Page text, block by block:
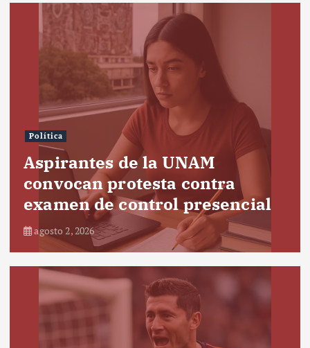
Política
Aspirantes de la UNAM
convocan protesta contra
examen de control presencial
agosto 2, 2026